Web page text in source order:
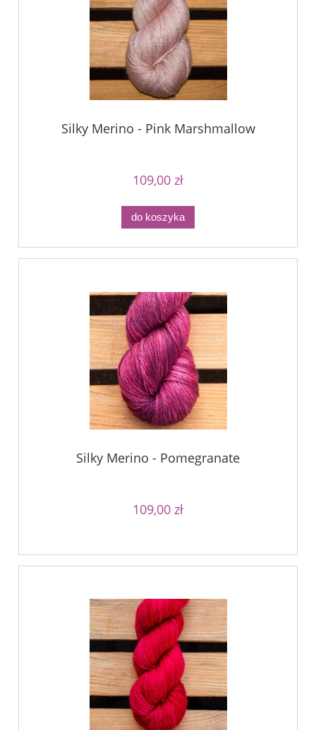
Silky Merino - Pink Marshmallow
109,00 zł
do koszyka
Silky Merino - Pomegranate
109,00 zł